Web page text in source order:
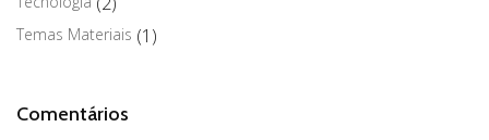
Temas Materiais (1)
Comentários